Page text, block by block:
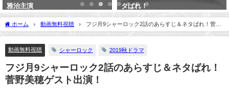
雅治主演
タばれ！
ホーム 動画無料視聴
フジ月9シャーロック2話のあらすじ＆ネタばれ！菅野
美穂ゲスト出演！
動画無料視聴 シャーロック 2019秋ドラマ
フジ月9シャーロック2話のあらすじ＆ネタばれ！
菅野美穂ゲスト出演！